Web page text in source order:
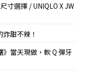
寸選擇 / UNIQLO X JW
甜不辣！
當天現做，軟 Q 彈牙